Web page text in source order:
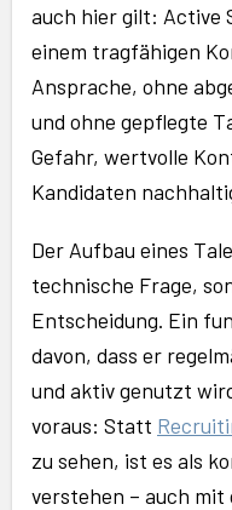
auch hier gilt: Active
einem tragfähigen
Ansprache, ohne
und ohne gepflegte
Gefahr, wertvolle
Kandidaten
Der Aufbau eines
technische Frage,
Entscheidung. Ein
davon, dass er
und aktiv genutzt
voraus: Statt
zu sehen, ist es als
verstehen – auch